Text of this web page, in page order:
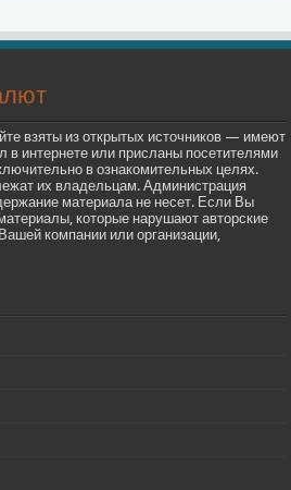
взяты из открытых источников — имеют
в интернете или присланы посетителями
в ознакомительных целях.
их владельцам. Администрация
материала не несет. Если Вы
которые нарушают авторские
компании или организации,